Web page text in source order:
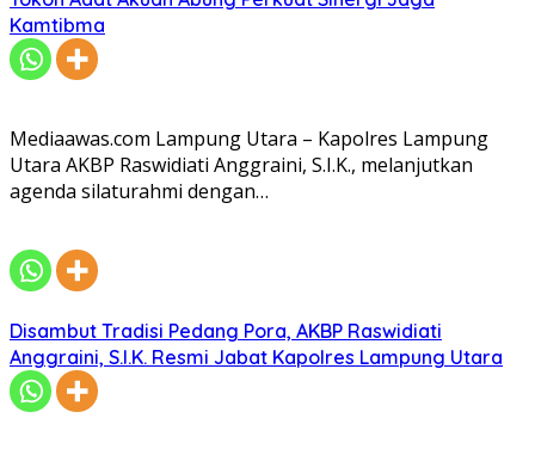
Kamtibma
Mediaawas.com Lampung Utara – Kapolres Lampung
Utara AKBP Raswidiati Anggraini, S.I.K., melanjutkan
agenda silaturahmi dengan…
Disambut Tradisi Pedang Pora, AKBP Raswidiati
Anggraini, S.I.K. Resmi Jabat Kapolres Lampung Utara